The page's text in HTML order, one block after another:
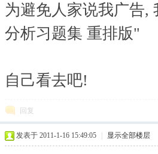
为避免人家说我广告,
分析习题集 重排版"
自己看去吧!
回复
发表于 2011-1-16 15:49:05 显示全部楼层